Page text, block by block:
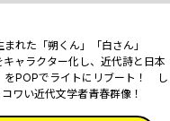
れた「朔くん」「白さん」
キャラクター化し、近代詩と日本
をPOPでライトにリブート！ し
ワい近代文学者青春群像！